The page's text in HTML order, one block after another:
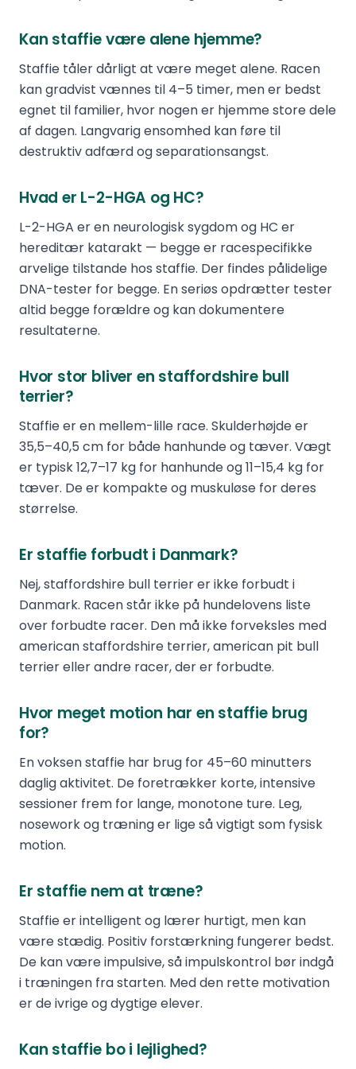
Kan staffie være alene hjemme?
Staffie tåler dårligt at være meget alene. Racen
kan gradvist vænnes til 4–5 timer, men er bedst
egnet til familier, hvor nogen er hjemme store dele
af dagen. Langvarig ensomhed kan føre til
destruktiv adfærd og separationsangst.
Hvad er L-2-HGA og HC?
L-2-HGA er en neurologisk sygdom og HC er
hereditær katarakt — begge er racespecifikke
arvelige tilstande hos staffie. Der findes pålidelige
DNA-tester for begge. En seriøs opdrætter tester
altid begge forældre og kan dokumentere
resultaterne.
Hvor stor bliver en staffordshire bull
terrier?
Staffie er en mellem-lille race. Skulderhøjde er
35,5–40,5 cm for både hanhunde og tæver. Vægt
er typisk 12,7–17 kg for hanhunde og 11–15,4 kg for
tæver. De er kompakte og muskuløse for deres
størrelse.
Er staffie forbudt i Danmark?
Nej, staffordshire bull terrier er ikke forbudt i
Danmark. Racen står ikke på hundelovens liste
over forbudte racer. Den må ikke forveksles med
american staffordshire terrier, american pit bull
terrier eller andre racer, der er forbudte.
Hvor meget motion har en staffie brug
for?
En voksen staffie har brug for 45–60 minutters
daglig aktivitet. De foretrækker korte, intensive
sessioner frem for lange, monotone ture. Leg,
nosework og træning er lige så vigtigt som fysisk
motion.
Er staffie nem at træne?
Staffie er intelligent og lærer hurtigt, men kan
være stædig. Positiv forstærkning fungerer bedst.
De kan være impulsive, så impulskontrol bør indgå
i træningen fra starten. Med den rette motivation
er de ivrige og dygtige elever.
Kan staffie bo i lejlighed?